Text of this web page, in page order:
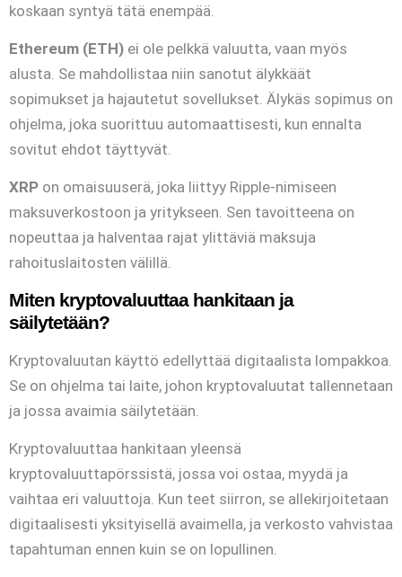
koskaan syntyä tätä enempää.
Ethereum (ETH) ei ole pelkkä valuutta, vaan myös
alusta. Se mahdollistaa niin sanotut älykkäät
sopimukset ja hajautetut sovellukset. Älykäs sopimus on
ohjelma, joka suorittuu automaattisesti, kun ennalta
sovitut ehdot täyttyvät.
XRP on omaisuuserä, joka liittyy Ripple-nimiseen
maksuverkostoon ja yritykseen. Sen tavoitteena on
nopeuttaa ja halventaa rajat ylittäviä maksuja
rahoituslaitosten välillä.
Miten kryptovaluuttaa hankitaan ja
säilytetään?
Kryptovaluutan käyttö edellyttää digitaalista lompakkoa.
Se on ohjelma tai laite, johon kryptovaluutat tallennetaan
ja jossa avaimia säilytetään.
Kryptovaluuttaa hankitaan yleensä
kryptovaluuttapörssistä, jossa voi ostaa, myydä ja
vaihtaa eri valuuttoja. Kun teet siirron, se allekirjoitetaan
digitaalisesti yksityisellä avaimella, ja verkosto vahvistaa
tapahtuman ennen kuin se on lopullinen.